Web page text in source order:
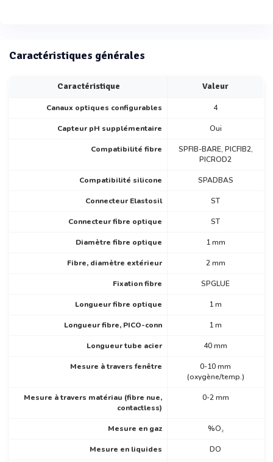
Caractéristiques générales
Caractéristique Valeur
Canaux optiques configurables 4
Capteur pH supplémentaire Oui
Compatibilité fibre
SPFIB-BARE, PICFIB2,
PICROD2
Compatibilité silicone SPADBAS
Connecteur Elastosil ST
Connecteur fibre optique ST
Diamètre fibre optique 1 mm
Fibre, diamètre extérieur 2 mm
Fixation fibre SPGLUE
Longueur fibre optique 1 m
Longueur fibre, PICO-conn 1 m
Longueur tube acier 40 mm
Mesure à travers fenêtre
0-10 mm
(oxygène/temp.)
Mesure à travers matériau (fibre nue,
contactless)
0-2 mm
Mesure en gaz %O₂
Mesure en liquides DO